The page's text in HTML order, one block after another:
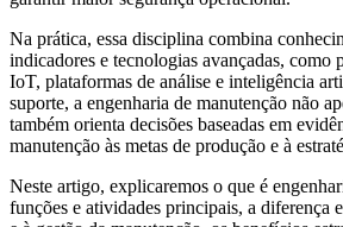
Na prática, essa disciplina combina
indicadores e tecnologias avançadas, como
IoT, plataformas de análise e inteligência
suporte, a engenharia de manutenção não
também orienta decisões baseadas em
manutenção às metas de produção e à
Neste artigo, explicaremos o que é
funções e atividades principais, a diferença